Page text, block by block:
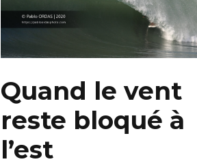
Quand le vent
reste bloqué à
l’est